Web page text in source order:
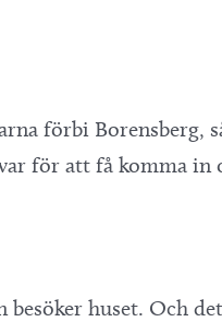
förbi Borensberg,
för att få komma
huset. Och